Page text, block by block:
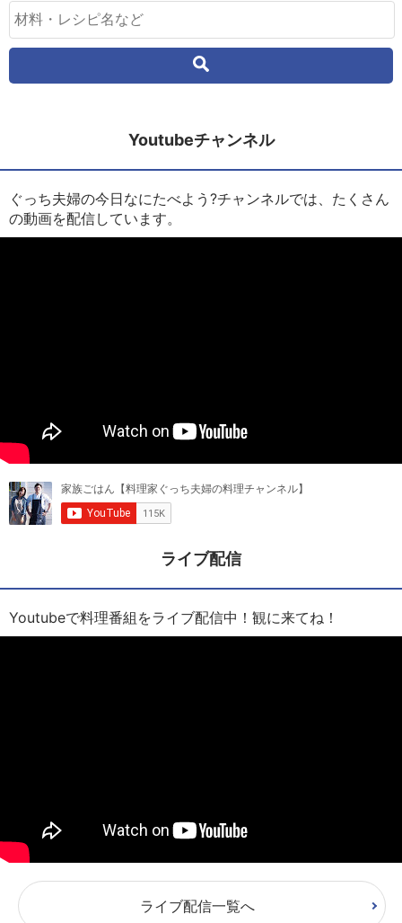
Youtubeチャンネル
ぐっち夫婦の今日なにたべよう?チャンネルでは、たくさん
の動画を配信しています。
ライブ配信
Youtubeで料理番組をライブ配信中！観に来てね！
ライブ配信一覧へ